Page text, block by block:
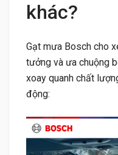
khác?
Gạt mưa Bosch cho
tưởng và ưa chuộng
xoay quanh chất
động: